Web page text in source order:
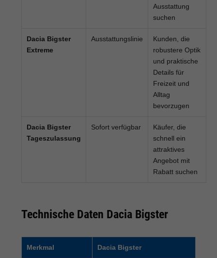
Ausstattung
suchen
Dacia Bigster
Extreme
Ausstattungslinie
Kunden, die
robustere Optik
und praktische
Details für
Freizeit und
Alltag
bevorzugen
Dacia Bigster
Tageszulassung
Sofort verfügbar
Käufer, die
schnell ein
attraktives
Angebot mit
Rabatt suchen
Technische Daten Dacia Bigster
Merkmal Dacia Bigster